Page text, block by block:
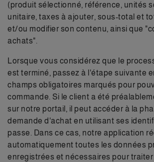
(produit sélectionné, référence, unités
unitaire, taxes à ajouter, sous-total et
et/ou modifier son contenu, ainsi que
achats".
Lorsque vous considérez que le
est terminé, passez à l'étape suivante
champs obligatoires marqués pour
commande. Si le client a été
sur notre portail, il peut accéder à la
demande d'achat en utilisant ses
passe. Dans ce cas, notre application
automatiquement toutes les données
enregistrées et nécessaires pour traiter